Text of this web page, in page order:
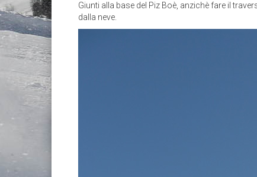
Giunti alla base del Piz Boè, anzichè fare il
dalla neve.